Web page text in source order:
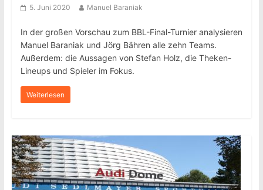
5. Juni 2020 Manuel Baraniak
In der großen Vorschau zum BBL-Final-Turnier analysieren
Manuel Baraniak und Jörg Bähren alle zehn Teams.
Außerdem: die Aussagen von Stefan Holz, die Theken-
Lineups und Spieler im Fokus.
Weiterlesen